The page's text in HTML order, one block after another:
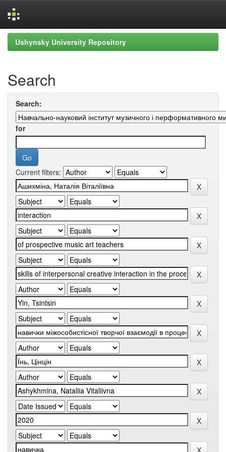
Skip
navigation
Ushynsky University Repository
Search
Search:
for
Current filters: